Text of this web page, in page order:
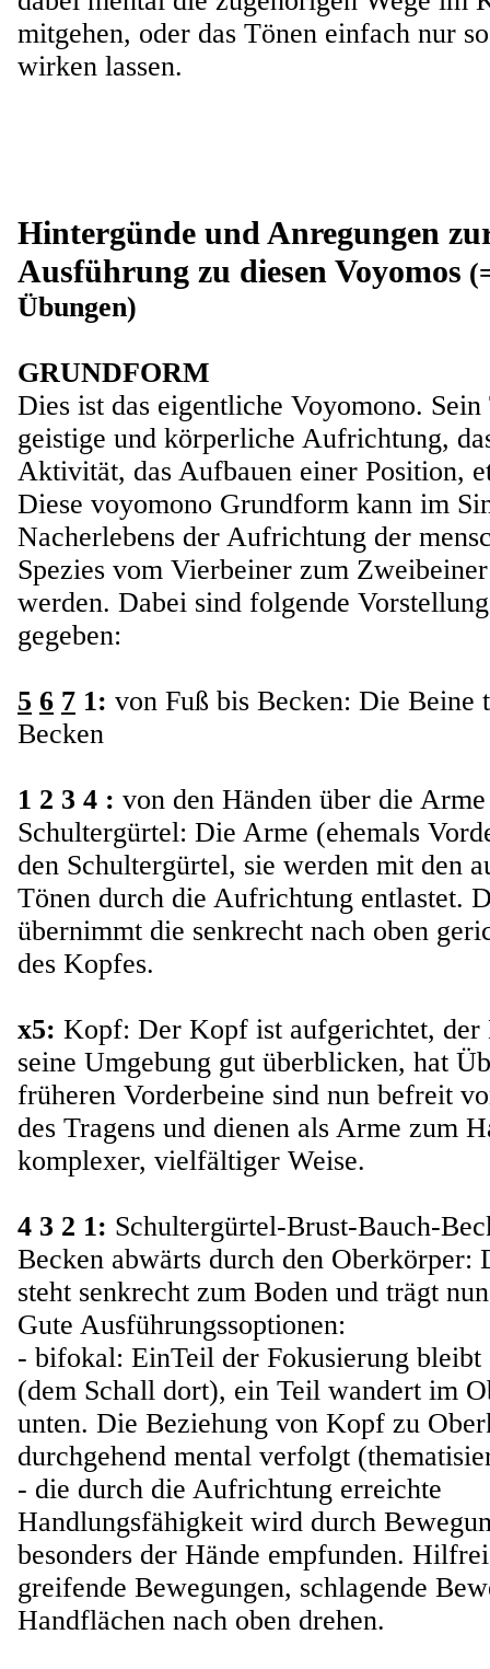
mitgehen, oder das Tönen einfach nur
wirken lassen.
Hintergünde und Anregungen
Ausführung zu diesen Voyomos
Übungen)
GRUNDFORM
Dies ist das eigentliche Voyomono.
geistige und körperliche Aufrichtung,
Aktivität, das Aufbauen einer Position,
Diese voyomono Grundform kann im
Nacherlebens der Aufrichtung der
Spezies vom Vierbeiner zum
werden. Dabei sind folgende
gegeben:
5 6 7 1: von Fuß bis Becken: Die Beine
Becken
1 2 3 4 : von den Händen über die
Schultergürtel: Die Arme (ehemals
den Schultergürtel, sie werden mit den
Tönen durch die Aufrichtung entlastet.
übernimmt die senkrecht nach oben
des Kopfes.
x5: Kopf: Der Kopf ist aufgerichtet, der
seine Umgebung gut überblicken, hat
früheren Vorderbeine sind nun befreit
des Tragens und dienen als Arme zum
komplexer, vielfältiger Weise.
4 3 2 1: Schultergürtel-Brust-Bauch-
Becken abwärts durch den Oberkörper:
steht senkrecht zum Boden und trägt
Gute Ausführungssoptionen:
- bifokal: EinTeil der Fokusierung
(dem Schall dort), ein Teil wandert im
unten. Die Beziehung von Kopf zu
durchgehend mental verfolgt
- die durch die Aufrichtung erreichte
Handlungsfähigkeit wird durch
besonders der Hände empfunden.
greifende Bewegungen, schlagende
Handflächen nach oben drehen.